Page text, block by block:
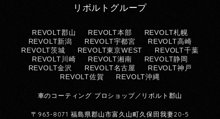
リボルトグループ
REVOLT郡山 REVOLT本部
REVOLT札幌
REVOLT新潟
REVOLT宇都宮
REVOLT高崎
REVOLT茨城
REVOLT東京WEST
REVOLT千葉
REVOLT川崎
REVOLT湘南
REVOLT静岡
REVOLT金沢
REVOLT名古屋
REVOLT神戸
REVOLT佐賀
REVOLT沖縄
車のコーティング プロショップ／リボルト郡山
〒963-8071 福島県郡山市富久山町久保田我妻20-5